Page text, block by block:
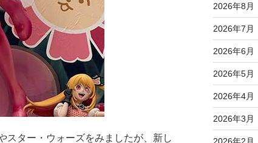
スター・ウォーズをみましたが、新し
2026年8月
2026年7月
2026年6月
2026年5月
2026年4月
2026年3月